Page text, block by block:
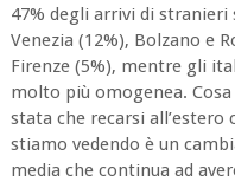
47% degli arrivi di stranieri
Venezia (12%), Bolzano e
Firenze (5%), mentre gli
molto più omogenea.
stata che recarsi
stiamo vedendo è un
media che continua ad